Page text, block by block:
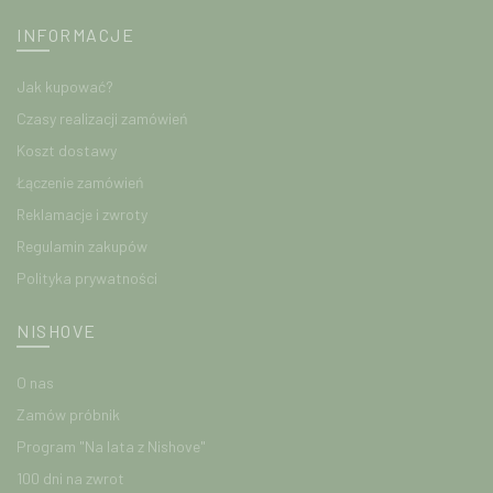
INFORMACJE
Jak kupować?
Czasy realizacji zamówień
Koszt dostawy
Łączenie zamówień
Reklamacje i zwroty
Regulamin zakupów
Polityka prywatności
NISHOVE
O nas
Zamów próbnik
Program "Na lata z Nishove"
100 dni na zwrot